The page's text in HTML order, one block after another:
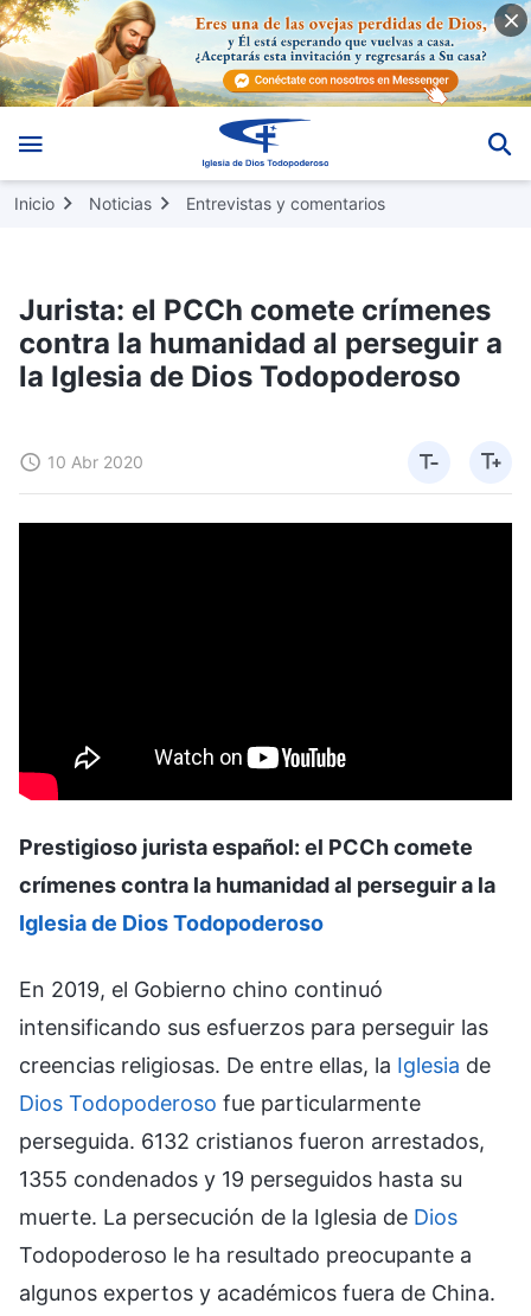
Inicio Noticias Entrevistas y comentarios
Jurista: el PCCh comete crímenes
contra la humanidad al perseguir a
la Iglesia de Dios Todopoderoso
10 Abr 2020
Prestigioso jurista español: el PCCh comete
crímenes contra la humanidad al perseguir a la
Iglesia de Dios Todopoderoso
En 2019, el Gobierno chino continuó
intensificando sus esfuerzos para perseguir las
creencias religiosas. De entre ellas, la Iglesia de
Dios Todopoderoso fue particularmente
perseguida. 6132 cristianos fueron arrestados,
1355 condenados y 19 perseguidos hasta su
muerte. La persecución de la Iglesia de Dios
Todopoderoso le ha resultado preocupante a
algunos expertos y académicos fuera de China.